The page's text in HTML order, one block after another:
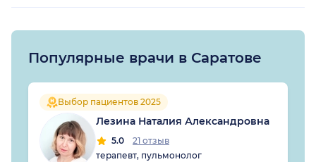
Популярные врачи в Саратове
Выбор пациентов 2025
Лезина Наталия Александровна
5.0
21 отзыв
терапевт, пульмонолог